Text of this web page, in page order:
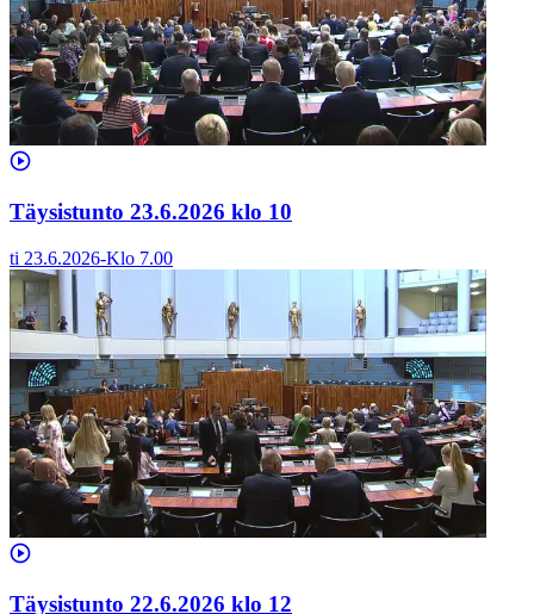
Täysistunto 23.6.2026 klo 10
ti 23.6.2026-Klo 7.00
Täysistunto 22.6.2026 klo 12